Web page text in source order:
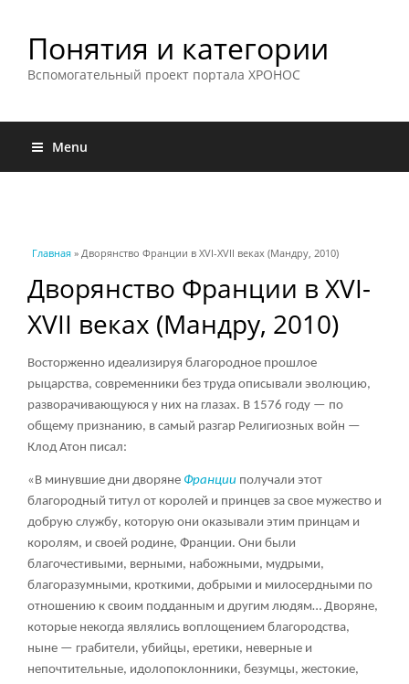
Понятия и категории
Вспомогательный проект портала ХРОНОС
Menu
Вы здесь
Главная » Дворянство Франции в XVI-XVII веках (Мандру, 2010)
Дворянство Франции в XVI-
XVII веках (Мандру, 2010)
Восторженно идеализируя благородное прошлое
рыцарства, современники без труда описывали эволюцию,
разворачивающуюся у них на глазах. В 1576 году — по
общему признанию, в самый разгар Религиозных войн —
Клод Атон писал:
«В минувшие дни дворяне Франции получали этот
благородный титул от королей и принцев за свое мужество и
добрую службу, которую они оказывали этим принцам и
королям, и своей родине, Франции. Они были
благочестивыми, верными, набожными, мудрыми,
благоразумными, кроткими, добрыми и милосердными по
отношению к своим подданным и другим людям… Дворяне,
которые некогда являлись воплощением благородства,
ныне — грабители, убийцы, еретики, неверные и
непочтительные, идолопоклонники, безумцы, жестокие,